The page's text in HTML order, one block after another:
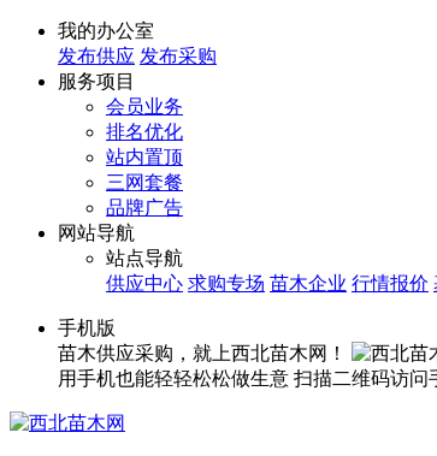
我的办公室
发布供应 发布采购
服务项目
会员业务
排名优化
站内置顶
三网套餐
品牌广告
网站导航
站点导航
供应中心 求购专场 苗木企业 行情报价
手机版
苗木供应采购，就上西北苗木网！
用手机也能轻轻松松做生意 扫描二维码访问